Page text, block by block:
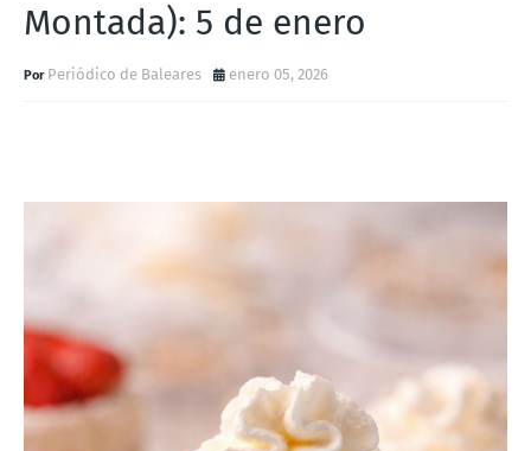
Montada): 5 de enero
Periódico de Baleares enero 05, 2026